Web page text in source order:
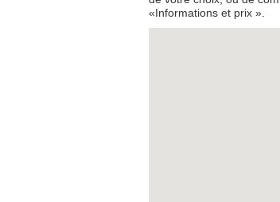
«Informations et prix ».